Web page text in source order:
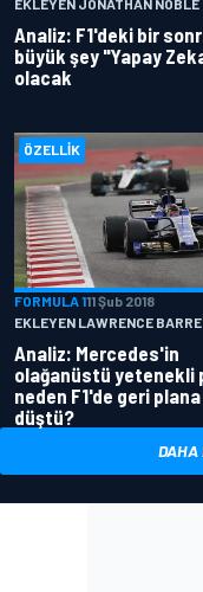
EKLEYEN JONATHAN NOBLE
Analiz: F1'deki bir
büyük şey "Yapay
olacak
ÖZELLIK
FORMULA 111 Şub 2018
EKLEYEN LAWRENCE
Analiz: Mercedes'in
olağanüstü yetenekli
neden F1'de geri plana
düştü?
DAHA